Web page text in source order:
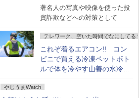
し詐欺広告」対策強化を要請
著名人の写真や映像を使った投
資詐欺などへの対策として
テレワーク、空いた時間でなにしてる？
これぞ着るエアコン!! コン
ビニで買える冷凍ペットボト
ルで体を冷やす山善の水冷ベ
ストがロードバイクにちょう
どいい【ぼっち・ざ・ろー
やじうまWatch